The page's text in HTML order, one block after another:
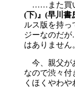
……また買い
(下)』(早川書
ルス版を持っ
ジーなのだ
はありません
今、親父が
なので渋々
くほくやわ